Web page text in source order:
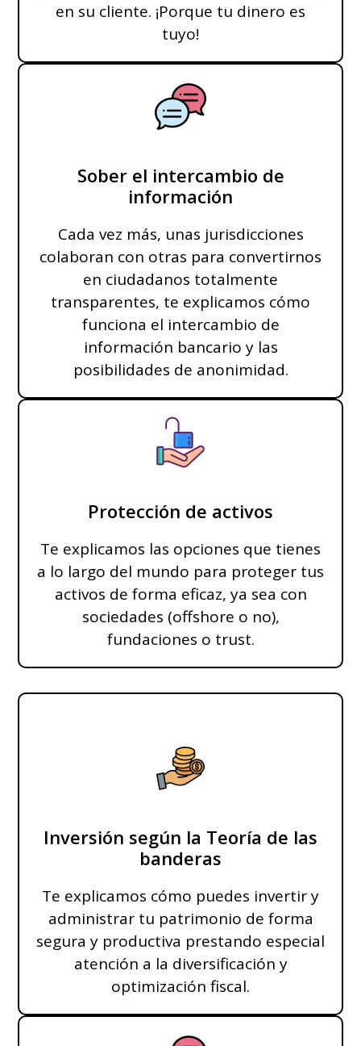
en su cliente. ¡Porque tu dinero es
tuyo!
Sober el intercambio de
información
Cada vez más, unas jurisdicciones
colaboran con otras para convertirnos
en ciudadanos totalmente
transparentes, te explicamos cómo
funciona el intercambio de
información bancario y las
posibilidades de anonimidad.
Protección de activos
Te explicamos las opciones que tienes
a lo largo del mundo para proteger tus
activos de forma eficaz, ya sea con
sociedades (offshore o no),
fundaciones o trust.
Inversión según la Teoría de las
banderas
Te explicamos cómo puedes invertir y
administrar tu patrimonio de forma
segura y productiva prestando especial
atención a la diversificación y
optimización fiscal.